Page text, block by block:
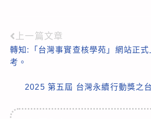
Read
more
上一篇文章
轉知:「台灣事實查核學苑」網站正
考。
2025 第五屆 台灣永續行動獎之